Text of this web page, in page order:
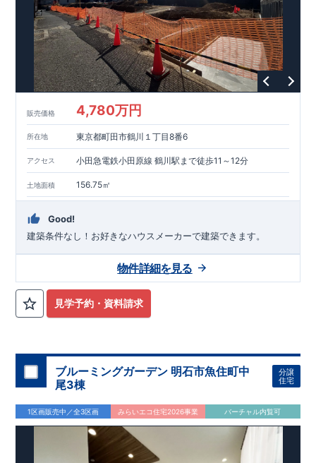
す。構造の安定、劣化の軽減、維持管理への配慮、温熱環境・
エネルギー消費量（断熱等性能）の必須4分野、空気環境で、最
高等級取得！ ■ 耐震等級3 もっと詳しく 東栄住宅の建物
は、国が定めた耐震最高等級3を取得。建築基準法に定められ
た、｢数百年に一度発生する地震に対して、倒壊、崩壊しない｣
という基準から、さらに1.5倍の耐震力を達成しています。
風等級2 災害時の損傷の受けにくさを評価されています。建築
1.2倍の暴風に対しても損傷を生じないことで耐風最高等級
取得しています。 ■自社一貫体制もっと詳しく 東栄住宅は土
地の仕入れ、設計、施工、販売、メンテナンスまで、すべての
プロセスに携わっています。 ■ アフターサポート
快適に暮らすことができる住宅の品質を長期にわたり
維持するには、定期的な点検を実施することが重要です。
60年間の保証制度がございます。もちろん、定期点検以外でも
販売価格 4,780万円
所在地 東京都町田市鶴川１丁目8番6
アクセス 小田急電鉄小田原線 鶴川駅まで徒歩11～12分
土地面積 156.75㎡
Good!
建築条件なし！​お好きなハウスメーカーで建築できます。
見学予約・資料請求
物件詳細を見る
ブルーミングガーデン 明石市魚住町中
尾3棟
分譲
住宅
1区画販売中／全3区画 みらいエコ住宅2026事業 バーチャル内覧可